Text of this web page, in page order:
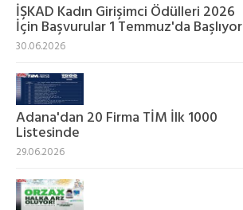
İŞKAD Kadın Girişimci Ödülleri 2026
İçin Başvurular 1 Temmuz'da Başlıyor
30.06.2026
Adana'dan 20 Firma TİM İlk 1000
Listesinde
29.06.2026